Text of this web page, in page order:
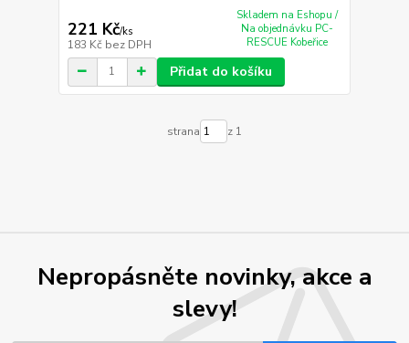
221 Kč/ks
183 Kč bez DPH
Skladem na Eshopu /
Na objednávku PC-
RESCUE Kobeřice
Přidat do košíku
strana z 1
Nepropásněte novinky, akce a
slevy!